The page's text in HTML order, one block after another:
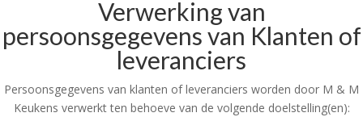
Verwerking van
persoonsgegevens van Klanten of
leveranciers
Persoonsgegevens van klanten of leveranciers worden door M & M
Keukens verwerkt ten behoeve van de volgende doelstelling(en):